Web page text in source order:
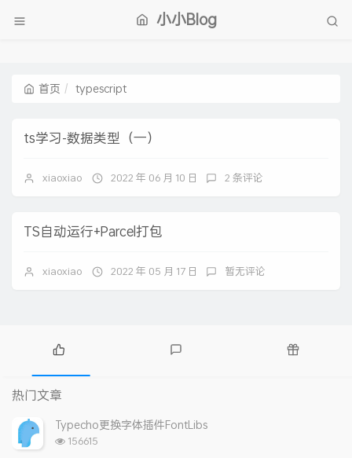
小小Blog
首页 typescript
ts学习-数据类型（一）
xiaoxiao 2022 年 06 月 10 日 2 条评论
TS自动运行+Parcel打包
xiaoxiao 2022 年 05 月 17 日 暂无评论
热
门
文
章
论
热门文章
Typecho更换字体插件FontLibs
浏
156615